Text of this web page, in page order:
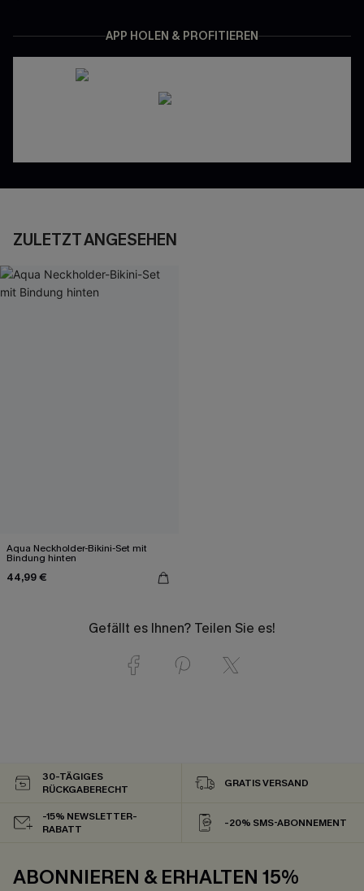
APP HOLEN & PROFITIEREN
ZULETZT ANGESEHEN
Aqua Neckholder-Bikini-Set mit
Bindung hinten
44,99 €
Gefällt es Ihnen? Teilen Sie es!
30-TÄGIGES
RÜCKGABERECHT
GRATIS VERSAND
-15% NEWSLETTER-
RABATT
-20% SMS-ABONNEMENT
ABONNIEREN & ERHALTEN 15%